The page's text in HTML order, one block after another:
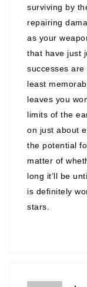
surviving by
repairing
as your
that have just
successes
least
leaves you
limits of the
on just about
the potential
matter of
long it’ll be
is definitely
stars.